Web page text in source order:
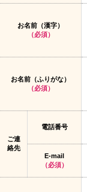
お名前（漢字）
（必須）
お名前（ふりがな）
（必須）
ご連
絡先
電話番号
E-mail
（必須）